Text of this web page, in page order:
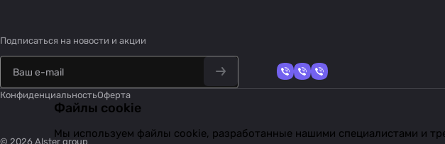
Подписаться на новости и акции
КонфиденциальностьОферта
© 2026 Alster group
Файлы cookie
Мы используем файлы cookie, разработанные нашими специалистами и